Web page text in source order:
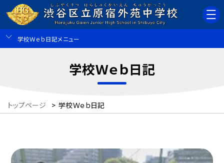
学校Ｗｅｂ日記メニュー
学校Ｗｅｂ日記
トップページ > 学校Ｗｅｂ日記